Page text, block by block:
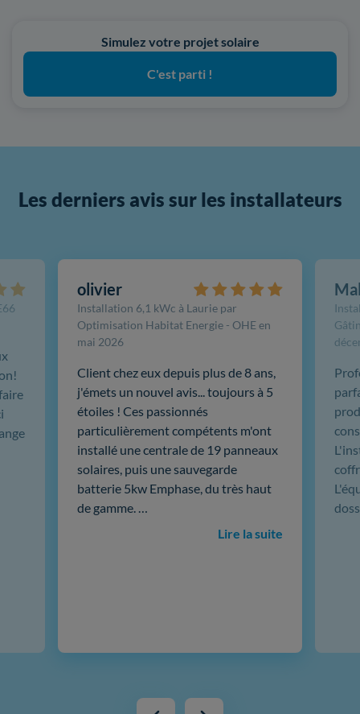
Simulez votre projet solaire
C'est parti !
Les derniers avis sur les installateurs
olivier
Installation 6,1 kWc à Laurie par
Optimisation Habitat Energie - OHE en
mai 2026
Client chez eux depuis plus de 8 ans,
j'émets un nouvel avis... toujours à 5
étoiles ! Ces passionnés
particulièrement compétents m'ont
installé une centrale de 19 panneaux
solaires, puis une sauvegarde
batterie 5kw Emphase, du très haut
de gamme. …
Lire la suite